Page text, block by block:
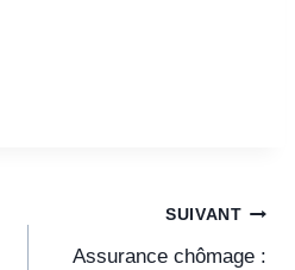
SUIVANT
Assurance chômage :